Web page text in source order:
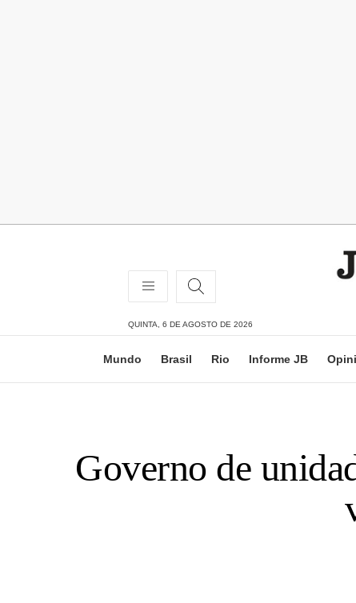
QUINTA, 6 DE AGOSTO DE 2026
Mundo Brasil Rio Informe JB
Governo de